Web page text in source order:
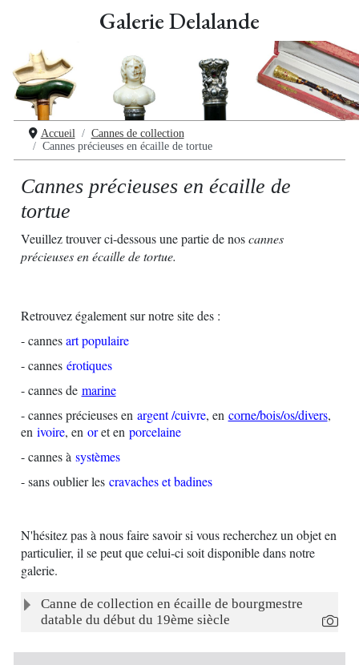
Galerie Delalande
Accueil
Cannes de collection
Cannes précieuses en écaille de tortue
Cannes précieuses en écaille de
tortue
Veuillez trouver ci-dessous une partie de noscannes
précieuses en écaille de tortue.
Retrouvez également sur notre site des :
- cannesart populaire
- cannes érotiques
- cannes de marine
- cannes précieuses en argent /cuivre, en corne/bois/os/divers,
en ivoire, en oret en porcelaine
- cannes à systèmes
- sans oublier les cravaches et badines
N'hésitez pas à nous faire savoir si vous recherchez un objet en
particulier, il se peut que celui-ci soit disponible dans notre
galerie.
Articles
Titre
Canne de collection en écaille de bourgmestre
datable du début du 19ème siècle